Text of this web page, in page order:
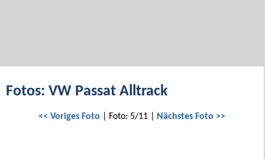
Fotos: VW Passat Alltrack
<< Voriges Foto | Foto: 5/11 | Nächstes Foto >>